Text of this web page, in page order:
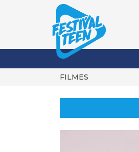
FILMES